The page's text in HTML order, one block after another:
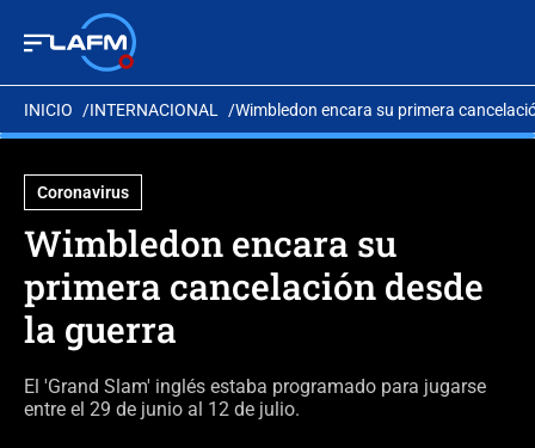
INICIO INTERNACIONAL Wimbledon encara su primera
Coronavirus
Wimbledon encara su
primera cancelación desde
la guerra
El 'Grand Slam' inglés estaba programado para jugarse
entre el 29 de junio al 12 de julio.